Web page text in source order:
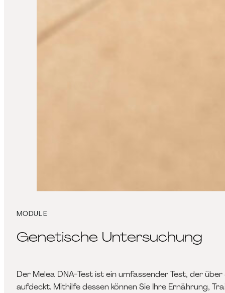
Genetische Untersuchung
MODULE
Der Melea DNA-Test ist ein umfassender Test, der
aufdeckt. Mithilfe dessen können Sie Ihre Ernährung,